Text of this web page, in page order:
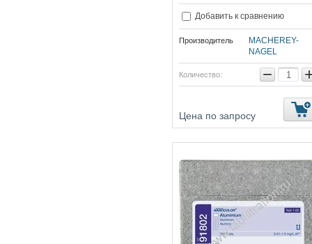
Добавить к сравнению
Производитель
MACHEREY-
NAGEL
Количество: −
Цена по запросу